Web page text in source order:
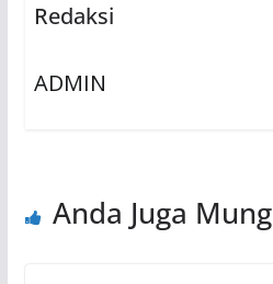
Redaksi
ADMIN
Anda Juga